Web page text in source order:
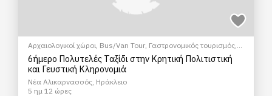
Αρχαιολογικοί χώροι, Bus/Van Tour, Γαστρονομικός τουρισμός,
Γευσιγνωσία ελαιολάδου Θρησκευτικός Τουρισμός
Ξεναγήσεις/
Αξιοθέατα ,Πεζοπορία Πόλης, Πολιτιστικά - Πολιτισμικά
6ήμερο Πολυτελές Ταξίδι στην Κρητική Πολιτιστική
και Γευστική Κληρονομιά
Νέα Αλικαρνασσός, Ηράκλειο
5 ημ 12 ώρες